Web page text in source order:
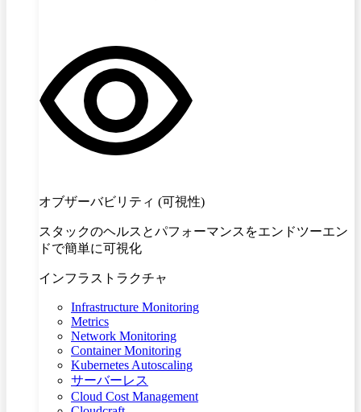
オブザーバビリティ (可視性)
スタックのヘルスとパフォーマンスをエンドツーエン
ドで簡単に可視化
インフラストラクチャ
Infrastructure Monitoring
Metrics
Network Monitoring
Container Monitoring
Kubernetes Autoscaling
サーバーレス
Cloud Cost Management